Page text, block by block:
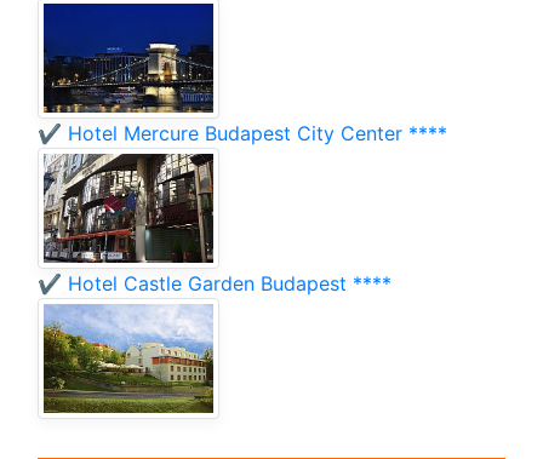
✔️ Hotel Mercure Budapest City Center ****
✔️ Hotel Castle Garden Budapest ****